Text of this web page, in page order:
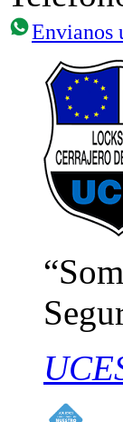
Envianos